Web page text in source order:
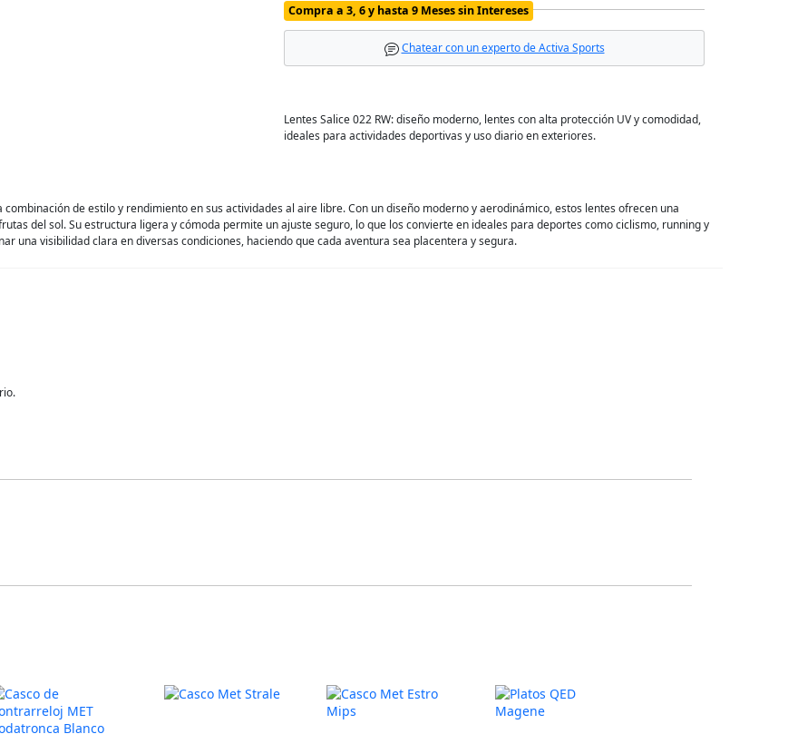
Compra a 3, 6 y hasta 9 Meses sin Intereses
Chatear con un experto de Activa Sports
Lentes Salice 022 RW: diseño moderno, lentes con alta protección UV y comodidad,
ideales para actividades deportivas y uso diario en exteriores.
de estilo y rendimiento en sus actividades al aire libre. Con un diseño moderno y aerodinámico, estos lentes ofrecen una
del sol. Su estructura ligera y cómoda permite un ajuste seguro, lo que los convierte en ideales para deportes como ciclismo, running y
una visibilidad clara en diversas condiciones, haciendo que cada aventura sea placentera y segura.